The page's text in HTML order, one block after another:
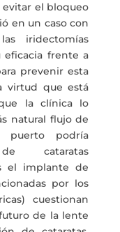
el bloqueo
en un caso con
iridectomías
eficacia frente a
prevenir esta
virtud que está
la clínica lo
natural flujo de
puerto podría
cataratas
el implante de
por los
cuestionan
de la lente